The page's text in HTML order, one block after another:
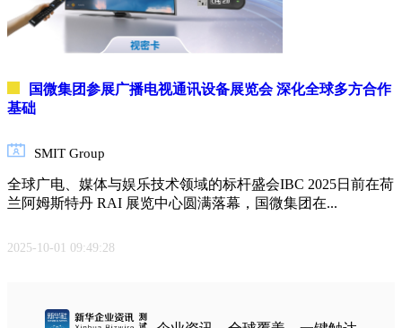
汽
通
消
费
科
源
国微集团参展广播电视通讯设备展览会 深化全球多方合作
基础
SMIT Group
全球广电、媒体与娱乐技术领域的标杆盛会IBC 2025日前在荷
兰阿姆斯特丹 RAI 展览中心圆满落幕，国微集团在...
2025-10-01 09:49:28